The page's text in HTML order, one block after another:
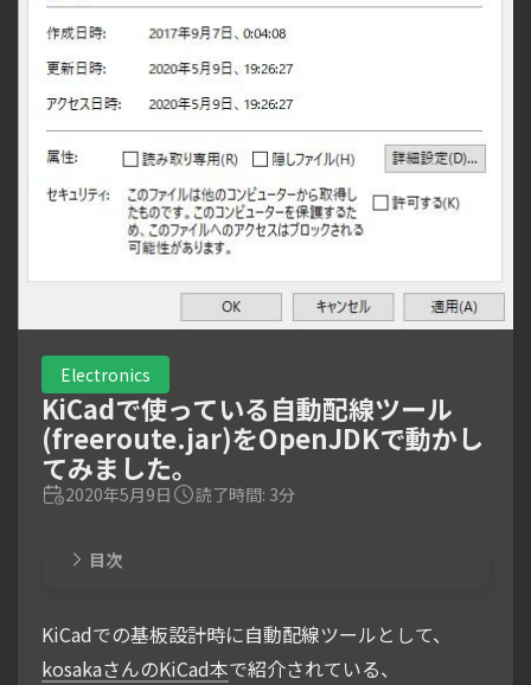
Electronics
KiCadで使っている自動配線ツール
(freeroute.jar)をOpenJDKで動かし
てみました。
2020年5月9日 読了時間: 3分
目次
KiCadでの基板設計時に自動配線ツールとして、
kosakaさんのKiCad本で紹介されている、